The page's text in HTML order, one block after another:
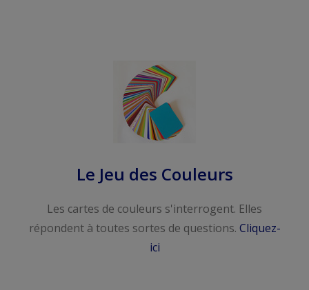
Le Jeu des Couleurs
Les cartes de couleurs s'interrogent. Elles
répondent à toutes sortes de questions. Cliquez-
ici